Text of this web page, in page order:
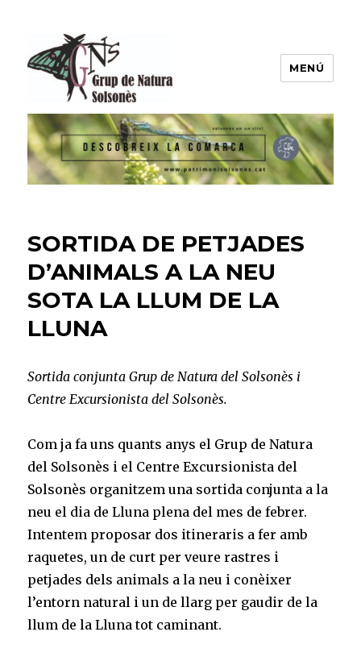
Grup de Natura del Solsonès
MENÚ
SORTIDA DE PETJADES
D’ANIMALS A LA NEU
SOTA LA LLUM DE LA
LLUNA
Sortida conjunta Grup de Natura del Solsonès i
Centre Excursionista del Solsonès.
Com ja fa uns quants anys el Grup de Natura
del Solsonès i el Centre Excursionista del
Solsonès organitzem una sortida conjunta a la
neu el dia de Lluna plena del mes de febrer.
Intentem proposar dos itineraris a fer amb
raquetes, un de curt per veure rastres i
petjades dels animals a la neu i conèixer
l’entorn natural i un de llarg per gaudir de la
llum de la Lluna tot caminant.